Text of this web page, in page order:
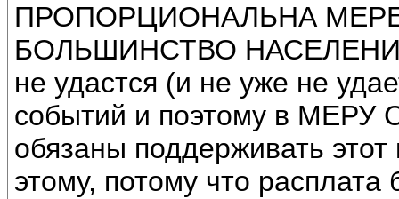
ПРОПОРЦИОНАЛЬНА МЕРЕ
БОЛЬШИНСТВО
не удастся (и не уже не
событий и поэтому в
обязаны поддерживать
этому, потому что расплата